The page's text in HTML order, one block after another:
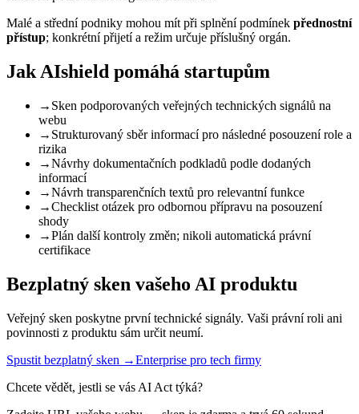
Malé a střední podniky mohou mít při splnění podmínek přednostní
přístup; konkrétní přijetí a režim určuje příslušný orgán.
Jak AIshield pomáhá startupům
→ Sken podporovaných veřejných technických signálů na
webu
→ Strukturovaný sběr informací pro následné posouzení role a
rizika
→Návrhy dokumentačních podkladů podle dodaných
informací
→Návrh transparenčních textů pro relevantní funkce
→Checklist otázek pro odbornou přípravu na posouzení
shody
→Plán další kontroly změn; nikoli automatická právní
certifikace
Bezplatný sken vašeho AI produktu
Veřejný sken poskytne první technické signály. Vaši právní roli ani
povinnosti z produktu sám určit neumí.
Spustit bezplatný sken →Enterprise pro tech firmy
Chcete vědět, jestli se vás AI Act týká?